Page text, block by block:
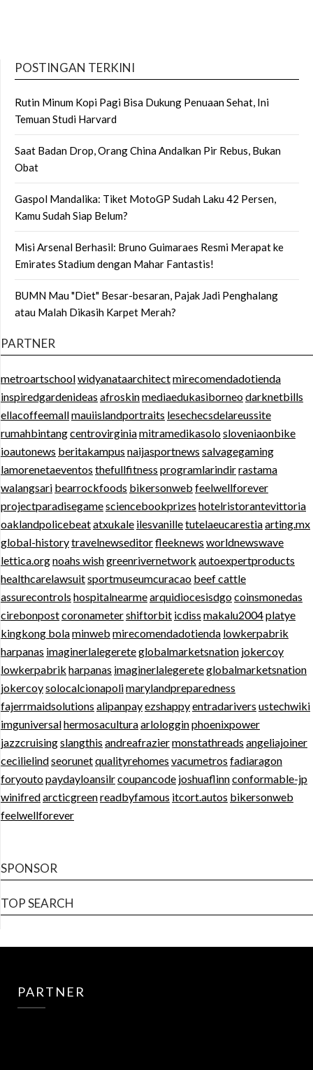
POSTINGAN TERKINI
Rutin Minum Kopi Pagi Bisa Dukung Penuaan Sehat, Ini
Temuan Studi Harvard
Saat Badan Drop, Orang China Andalkan Pir Rebus, Bukan
Obat
Gaspol Mandalika: Tiket MotoGP Sudah Laku 42 Persen,
Kamu Sudah Siap Belum?
Misi Arsenal Berhasil: Bruno Guimaraes Resmi Merapat ke
Emirates Stadium dengan Mahar Fantastis!
BUMN Mau "Diet" Besar-besaran, Pajak Jadi Penghalang
atau Malah Dikasih Karpet Merah?
PARTNER
metroartschoolwidyanataarchitectmirecomendadotienda
inspiredgardenideas afroskinmediaedukasiborneodarknetbills
ellacoffeemallmauiislandportraits lesechecsdelareussite
rumahbintangcentrovirginiamitramedikasolosloveniaonbike
ioautonews beritakampus naijasportnews salvagegaming
lamorenetaeventos thefullfitness programlarindirrastama
walangsari bearrockfoods bikersonweb feelwellforever
projectparadisegamesciencebookprizes hotelristorantevittoria
oaklandpolicebeatatxukale ilesvanilletutelaeucarestiaarting.mx
global-historytravelnewseditorfleeknews worldnewswave
lettica.orgnoahs wishgreenrivernetwork autoexpertproducts
healthcarelawsuitsportmuseumcuracao beef cattle
assurecontrols hospitalnearmearquidiocesisdgocoinsmonedas
cirebonpostcoronametershiftorbit icdiss makalu2004platye
kingkong bolaminweb mirecomendadotienda lowkerpabrik
harpanas imaginerlalegereteglobalmarketsnation jokercoy
lowkerpabrik harpanas imaginerlalegereteglobalmarketsnation
jokercoysolocalcionapolimarylandpreparedness
fajerrmaidsolutions alipanpayezshappyentradarivers ustechwiki
imguniversalhermosaculturaarlologginphoenixpower
jazzcruisingslangthis andreafraziermonstathreads angeliajoiner
cecilielindseorunetqualityrehomes vacumetros fadiaragon
foryoutopaydayloansilrcoupancode joshuaflinnconformable-jp
winifredarcticgreenreadbyfamous itcort.autos bikersonweb
feelwellforever
SPONSOR
TOP SEARCH
PARTNER